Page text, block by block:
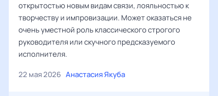
открытостью новым видам связи, лояльностью к
творчеству и импровизации. Может оказаться не
очень уместной роль классического строгого
руководителя или скучного предсказуемого
исполнителя.
22 мая 2026 Анастасия Якуба